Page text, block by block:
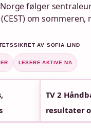
følger
om
AV SOFIA LIND
LESERE AKTIVE NA
TV 2
resultater